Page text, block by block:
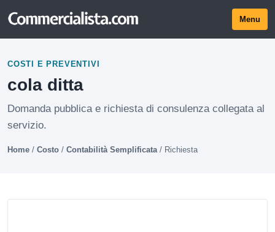
Menu
COSTI E PREVENTIVI
cola ditta
Domanda pubblica e richiesta di consulenza collegata al
servizio.
Home / Costo / Contabilità Semplificata/ Richiesta